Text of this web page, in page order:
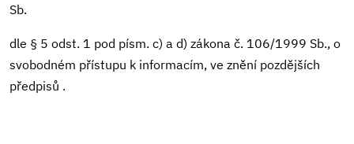
Sb.
dle § 5 odst. 1 pod písm. c) a d) zákona č. 106/1999 Sb., o
svobodném přístupu k informacím, ve znění pozdějších
předpisů .